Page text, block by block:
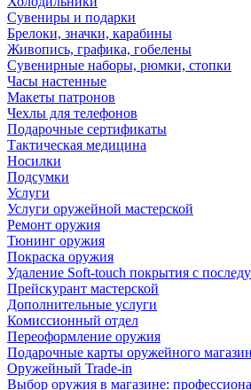
Сувениры и подарки
Брелоки, значки, карабины
Живопись, графика, гобелены
Сувенирные наборы, рюмки, стопки
Часы настенные
Макеты патронов
Чехлы для телефонов
Подарочные сертификаты
Тактическая медицина
Носилки
Подсумки
Услуги
Услуги оружейной мастерской
Ремонт оружия
Тюнинг оружия
Покраска оружия
Удаление Soft-touch покрытия с
Прейскурант мастерской
Дополнительные услуги
Комиссионный отдел
Переоформление оружия
Подарочные карты оружейного
Оружейный Trade-in
Выбор оружия в магазине: